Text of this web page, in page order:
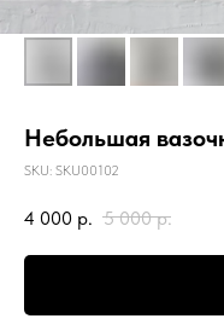
Небольшая
SKU: SKU00102
4 000 р. 5 000 р.